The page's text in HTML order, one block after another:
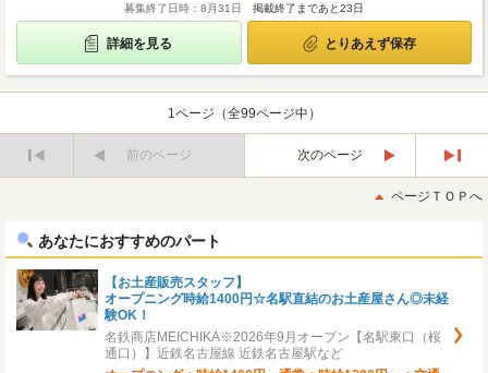
募集終了日時：8月31日 掲載終了まであと23日
詳細を見る とりあえず保存
1ページ（全99ページ中）
前のページ
次のページ
後
ページＴＯＰへ
あなたにおすすめのパート
【お土産販売スタッフ】
オープニング時給1400円☆名駅直結のお土産屋さん◎未経
験OK！
名鉄商店MEICHIKA※2026年9月オープン【名駅東口（桜
通口）】近鉄名古屋線 近鉄名古屋駅など